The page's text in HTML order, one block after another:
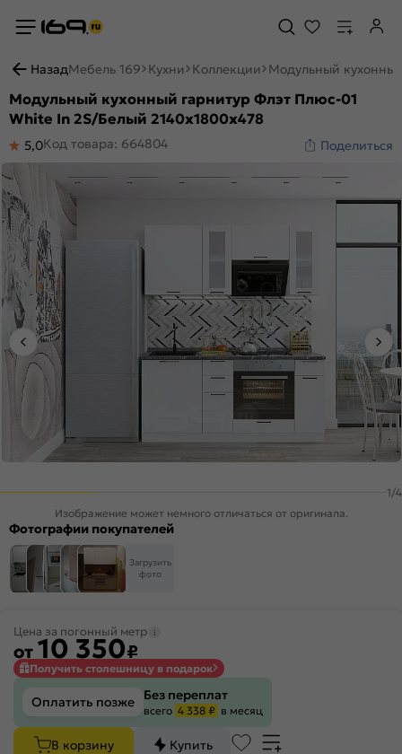
НазадМебель 169 Кухни Коллекции Модульный
Модульный кухонный гарнитур Флэт Плюс-01
White In 2S/Белый 2140x1800x478
5,0Код товара: 664804 Поделиться
1/4
Изображение может немного отличаться от оригинала.
Фотографии покупателей
Загрузить
фото
Цена за погонный метр
от10 350₽
Получить столешницу в подарок
Оплатить позже Без переплат
всего 4 338 ₽ в месяц
В корзину
Купить